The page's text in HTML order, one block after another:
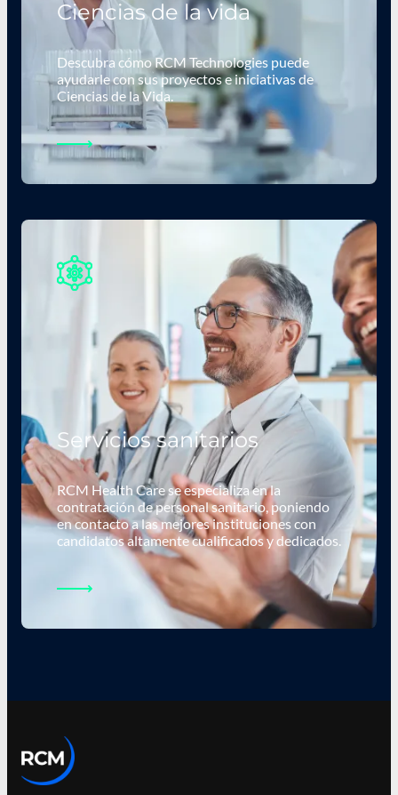
Ciencias de la vida
Descubra cómo RCM Technologies puede
ayudarle con sus proyectos e iniciativas de
Ciencias de la Vida.
Servicios sanitarios
RCM Health Care se especializa en la
contratación de personal sanitario, poniendo
en contacto a las mejores instituciones con
candidatos altamente cualificados y dedicados.